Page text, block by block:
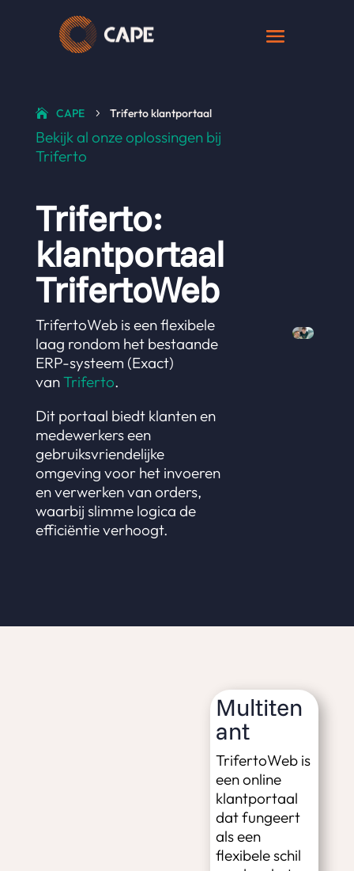
CAPE 5 Triferto klantportaal
Bekijk al onze oplossingen bij
Triferto
Triferto:
klantportaal
TrifertoWeb
TrifertoWeb is een flexibele
laag rondom het bestaande
ERP-systeem (Exact)
vanTriferto.
Dit portaal biedt klanten en
medewerkers een
gebruiksvriendelijke
omgeving voor het invoeren
en verwerken van orders,
waarbij slimme logica de
efficiëntie verhoogt.
Multiten
ant
TrifertoWeb is
een online
klantportaal
dat fungeert
als een
flexibele schil